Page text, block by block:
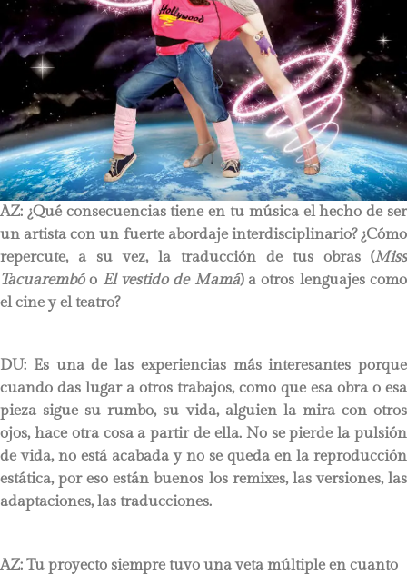
AZ: ¿Qué consecuencias tiene en tu música el hecho de ser
un artista con un fuerte abordaje interdisciplinario? ¿Cómo
repercute, a su vez, la traducción de tus obras (Miss
Tacuarembóo El vestido de Mamá) a otros lenguajes como
el cine y el teatro?
DU: Es una de las experiencias más interesantes porque
cuando das lugar a otros trabajos, como que esa obra o esa
pieza sigue su rumbo, su vida, alguien la mira con otros
ojos, hace otra cosa a partir de ella. No se pierde la pulsión
de vida, no está acabada y no se queda en la reproducción
estática, por eso están buenos los remixes, las versiones, las
adaptaciones, las traducciones.
AZ: Tu proyecto siempre tuvo una veta múltiple en cuanto